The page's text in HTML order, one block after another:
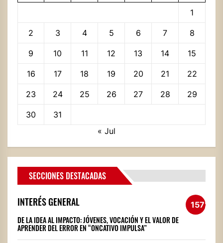
1
2 3 4 5 6 7 8
9 10 11 12 13 14 15
16 17 18 19 20 21 22
23 24 25 26 27 28 29
30
31
« Jul
SECCIONES DESTACADAS
INTERÉS GENERAL 1572
DE LA IDEA AL IMPACTO: JÓVENES, VOCACIÓN Y EL VALOR DE
APRENDER DEL ERROR EN “ONCATIVO IMPULSA”